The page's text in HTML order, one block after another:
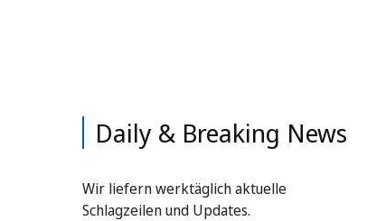
Daily & Breaking News
Wir liefern werktäglich aktuelle
Schlagzeilen und Updates.